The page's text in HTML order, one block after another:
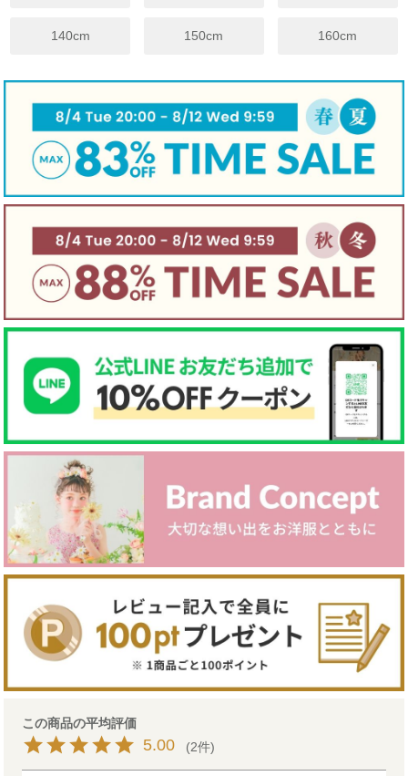
仕上がりにより1.5cm程度の差が生じる場合がございます。
手触り
☐柔らかい ☑ 普通
☐ かため
生地厚さ
☐ 厚手 ☑ 普通
☐ 薄手
裏地
☐ あり ☑ なし ☑ 起毛
140cm 150cm 160cm
5.00 2